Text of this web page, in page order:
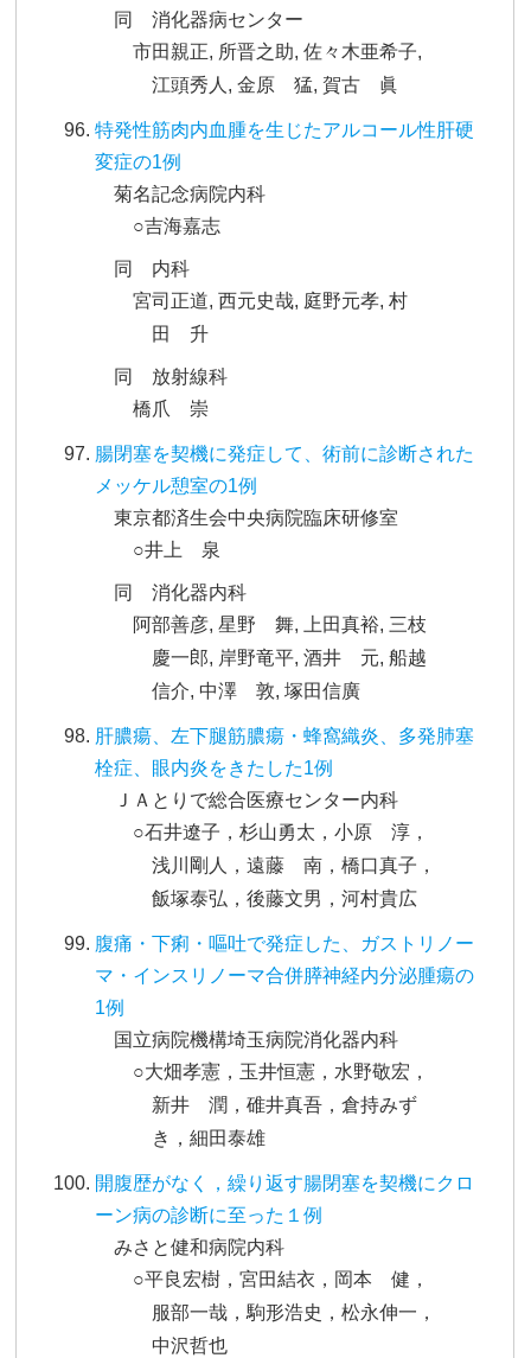
同 消化器病センター
市田親正, 所晋之助, 佐々木亜希子,
江頭秀人, 金原 猛, 賀古 眞
特発性筋肉内血腫を生じたアルコール性肝硬
変症の1例
菊名記念病院内科
○吉海嘉志
同 内科
宮司正道, 西元史哉, 庭野元孝, 村
田 升
同 放射線科
橋爪 崇
腸閉塞を契機に発症して、術前に診断された
メッケル憩室の1例
東京都済生会中央病院臨床研修室
○井上 泉
同 消化器内科
阿部善彦, 星野 舞, 上田真裕, 三枝
慶一郎, 岸野竜平, 酒井 元, 船越
信介, 中澤 敦, 塚田信廣
肝膿瘍、左下腿筋膿瘍・蜂窩織炎、多発肺塞
栓症、眼内炎をきたした1例
ＪＡとりで総合医療センター内科
○石井遼子，杉山勇太，小原 淳，
浅川剛人，遠藤 南，橋口真子，
飯塚泰弘，後藤文男，河村貴広
腹痛・下痢・嘔吐で発症した、ガストリノー
マ・インスリノーマ合併膵神経内分泌腫瘍の
1例
国立病院機構埼玉病院消化器内科
○大畑孝憲，玉井恒憲，水野敬宏，
新井 潤，碓井真吾，倉持みず
き，細田泰雄
開腹歴がなく，繰り返す腸閉塞を契機にクロ
ーン病の診断に至った１例
みさと健和病院内科
○平良宏樹，宮田結衣，岡本 健，
服部一哉，駒形浩史，松永伸一，
中沢哲也